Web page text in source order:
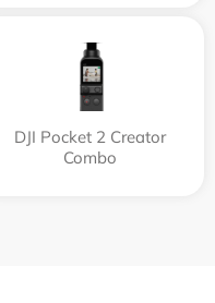
DJI Pocket 2 Creator
Combo